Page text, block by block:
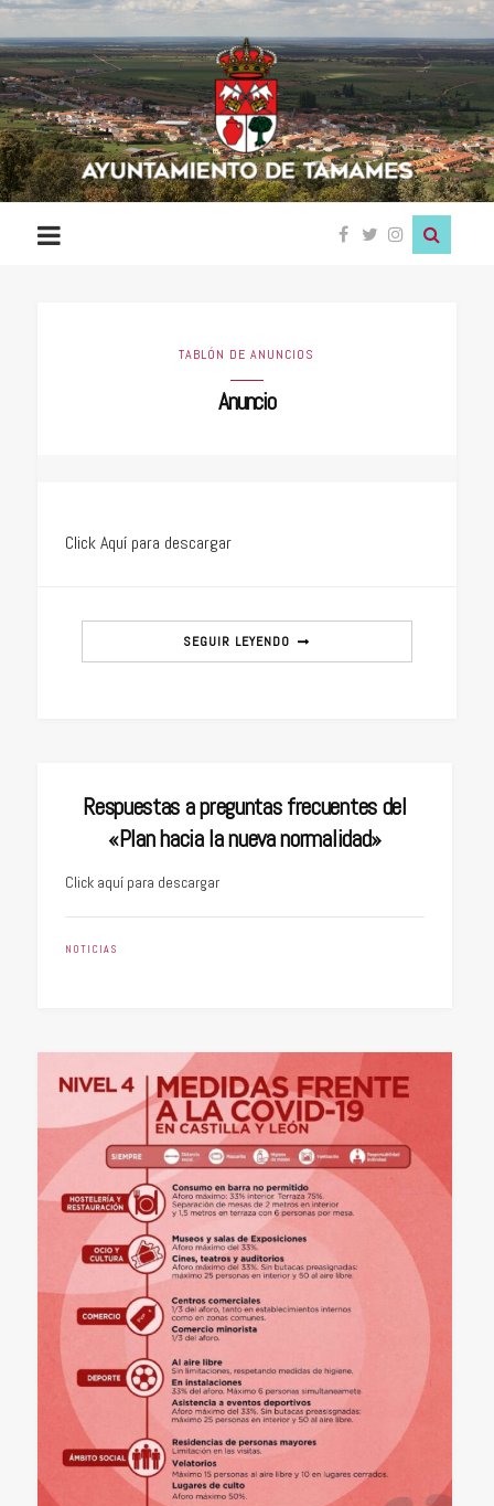
Ayuntamiento
de
Tamames
TABLÓN DE ANUNCIOS
Anuncio
Click Aquí para descargar
SEGUIR LEYENDO
Respuestas a preguntas frecuentes del
«Plan hacia la nueva normalidad»
Click aquí para descargar
NOTICIAS